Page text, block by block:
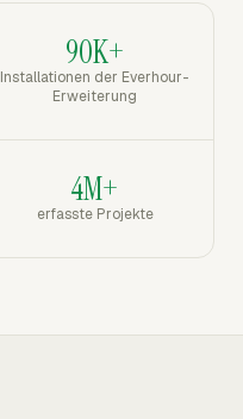
90K+
Installationen der Everhour-
Erweiterung
4M+
erfasste Projekte